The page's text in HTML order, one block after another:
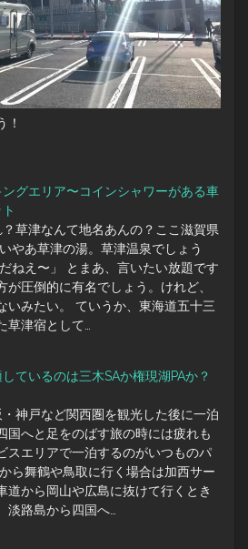
！
グエリア〜コインシャワーがある車
？草津なんて地名あんの？ここ滋賀県
やあ草津の湯。草津温泉でしょう
ねえ〜」 とまあ、言いたい放題です
圧倒的に有名でしょう。けれど、
いみたい。 ていうか、東海道五十三
草津宿として…
ているのは三木SAか権現湖PAか？
神戸など関西圏を観光した後に一泊
国へと足をのばす旅の時には疲れも
スエリアで一泊するのがいつものパ
ら舞鶴や鳥取に行く場合は加西サー
道から岡山や広島に抜けて行くとき
淡路島から四国へ…